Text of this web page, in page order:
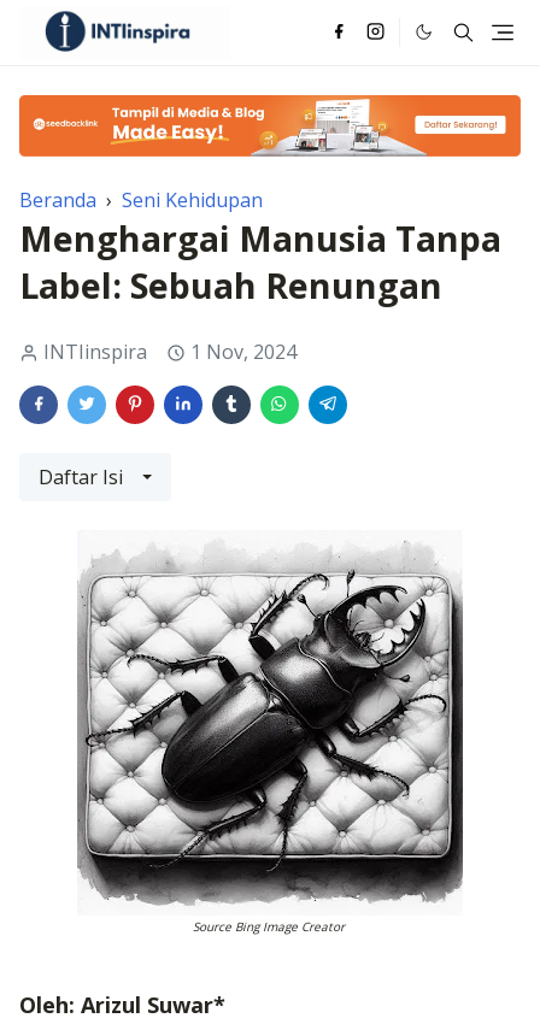
Beranda › Seni Kehidupan
Menghargai Manusia Tanpa
Label: Sebuah Renungan
INTIinspira 1 Nov, 2024
Daftar Isi
Source Bing Image Creator
Oleh: Arizul Suwar*